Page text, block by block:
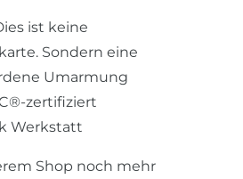
ist keine
Sondern eine
Umarmung
zertifiziert
Werkstatt
Shop noch mehr